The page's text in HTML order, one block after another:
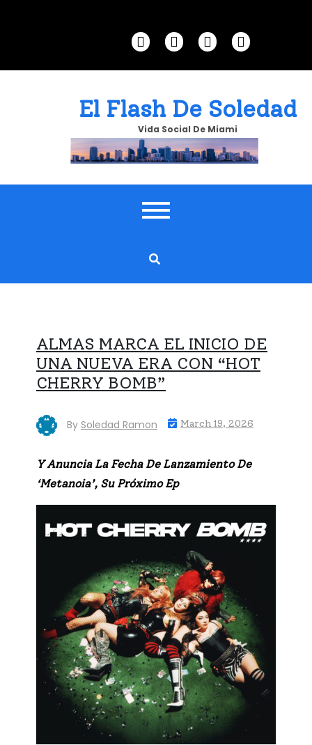
El Flash De Soledad
Vida Social De Miami
ALMAS MARCA EL INICIO DE
UNA NUEVA ERA CON “HOT
CHERRY BOMB”
By Soledad Ramon March 19, 2026
Y Anuncia La Fecha De Lanzamiento De
‘Metanoia’, Su Próximo Ep